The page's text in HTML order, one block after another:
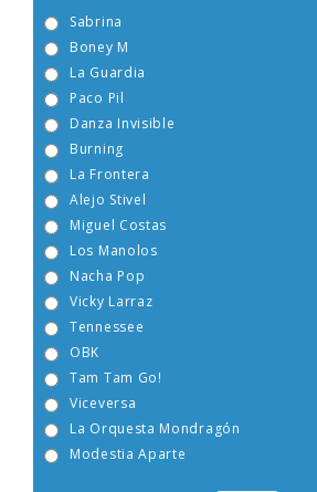
Sabrina
Boney M
La Guardia
Paco Pil
Danza Invisible
Burning
La Frontera
Alejo Stivel
Miguel Costas
Los Manolos
Nacha Pop
Vicky Larraz
Tennessee
OBK
Tam Tam Go!
Viceversa
La Orquesta Mondragón
Modestia Aparte